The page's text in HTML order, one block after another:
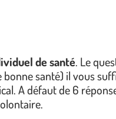
de santé. Le
santé) il vous
A défaut de 6